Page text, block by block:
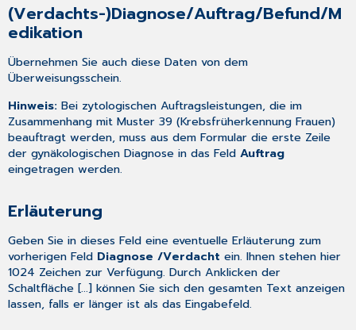
(Verdachts-)Diagnose/Auftrag/Befund/M
edikation
Übernehmen Sie auch diese Daten von dem
Überweisungsschein.
Hinweis:Bei zytologischen Auftragsleistungen, die im
Zusammenhang mit Muster 39 (Krebsfrüherkennung Frauen)
beauftragt werden, muss aus dem Formular die erste Zeile
der gynäkologischen Diagnose in das FeldAuftrag
eingetragen werden.
Erläuterung
Geben Sie in dieses Feld eine eventuelle Erläuterung zum
vorherigen Feld Diagnose /Verdacht ein. Ihnen stehen hier
1024 Zeichen zur Verfügung. Durch Anklicken der
Schaltfläche [...] können Sie sich den gesamten Text anzeigen
lassen, falls er länger ist als das Eingabefeld.